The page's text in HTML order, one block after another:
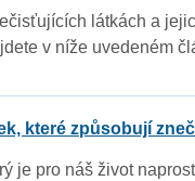
látkách a
v níže uvedeném
které způsobují
je pro náš život